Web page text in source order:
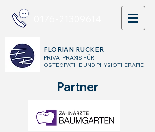
PRIVATPRAXIS FÜR
OSTEOPATHIE UND PHYSIOTHERAPIE
FLORIAN RÜCKER
Partner